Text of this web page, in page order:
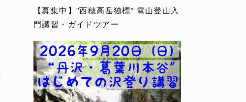
【募集中】”西穂高岳独標” 雪山登山入
門講習・ガイドツアー